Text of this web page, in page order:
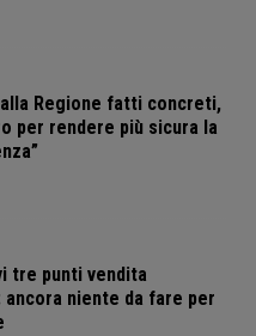
Regione fatti concreti,
per rendere più sicura la
tre punti vendita
ancora niente da fare per